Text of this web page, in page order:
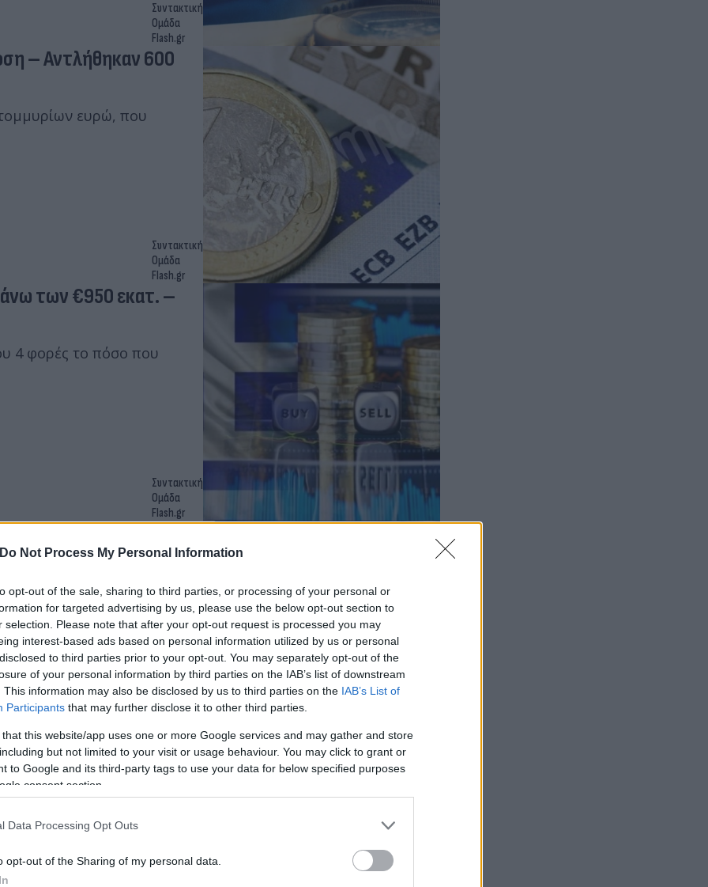
Do Not Process My Personal Information
opt-out of the sale, sharing to third parties, or processing of your personal or
for targeted advertising by us, please use the below opt-out section to
selection. Please note that after your opt-out request is processed you may
interest-based ads based on personal information utilized by us or personal
to third parties prior to your opt-out. You may separately opt-out of the
of your personal information by third parties on the IAB’s list of downstream
This information may also be disclosed by us to third parties on the IAB’s List of
Participants that may further disclose it to other third parties.
that this website/app uses one or more Google services and may gather and store
but not limited to your visit or usage behaviour. You may click to grant or
to Google and its third-party tags to use your data for below specified purposes
consent section.
Data Processing Opt Outs
opt-out of the Sharing of my personal data.
Συντακτική
Ομάδα
Flash.gr
– Αντλήθηκαν 600
ευρώ, που
Συντακτική
Ομάδα
Flash.gr
των €950 εκατ. –
4 φορές το πόσο που
Συντακτική
Ομάδα
Flash.gr
λήξεως 2029 -
ζήτησης και η
ομολόγων.
Ομάδα
Flash.gr